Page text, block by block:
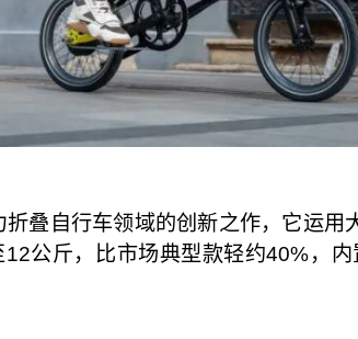
叠自行车领域的创新之作，它运用
公斤，比市场典型款轻约40%，